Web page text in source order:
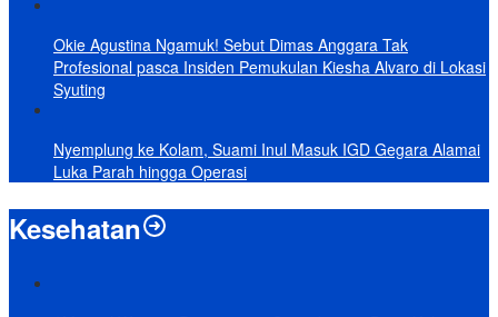
Okie Agustina Ngamuk! Sebut Dimas Anggara Tak
Profesional pasca Insiden Pemukulan Kiesha Alvaro di Lokasi
Syuting
Nyemplung ke Kolam, Suami Inul Masuk IGD Gegara Alamai
Luka Parah hingga Operasi
Kesehatan